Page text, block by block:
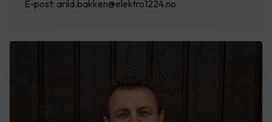
E-post: arild.bakken@elektro1224.no